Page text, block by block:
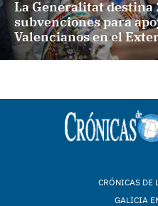
La Generalitat destina
subvenciones para
Valencianos en el
CRÓNICAS DE
GALICIA